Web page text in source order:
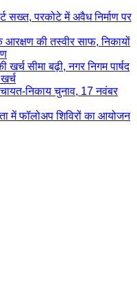
सख्त, परकोटे में अवैध निर्माण पर
की तस्वीर साफ, निकायों
खर्च सीमा बढ़ी, नगर निगम पार्षद
निकाय चुनाव, 17 नवंबर
में फॉलोअप शिविरों का आयोजन